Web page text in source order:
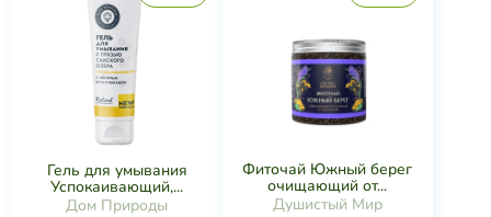
Гель для умывания
Успокаивающий,...
Дом Природы
Фиточай Южный берег
очищающий от...
Душистый Мир